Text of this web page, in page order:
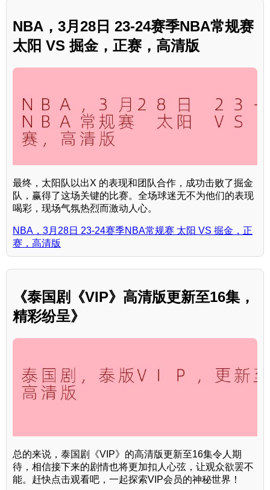
NBA，3月28日 23-24赛季NBA常规赛
太阳 VS 掘金，正赛，高清版
最终，太阳队以出X 的表现和团队合作，成功击败了掘金
队，赢得了这场关键的比赛。全场球迷无不为他们的表现
喝彩，现场气氛热烈而激动人心。
NBA，3月28日 23-24赛季NBA常规赛 太阳 VS 掘金，正
赛，高清版
《泰国剧《VIP》高清版更新至16集，
精彩纷呈》
总的来说，泰国剧《VIP》的高清版更新至16集令人期
待，相信接下来的剧情也将更加扣人心弦，让观众欲罢不
能。赶快点击观看吧，一起探索VIP会员的神秘世界！